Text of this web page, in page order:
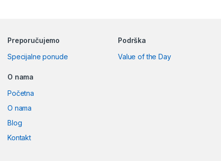
Preporučujemo
Specijalne ponude
Podrška
Value of the Day
O nama
Početna
O nama
Blog
Kontakt